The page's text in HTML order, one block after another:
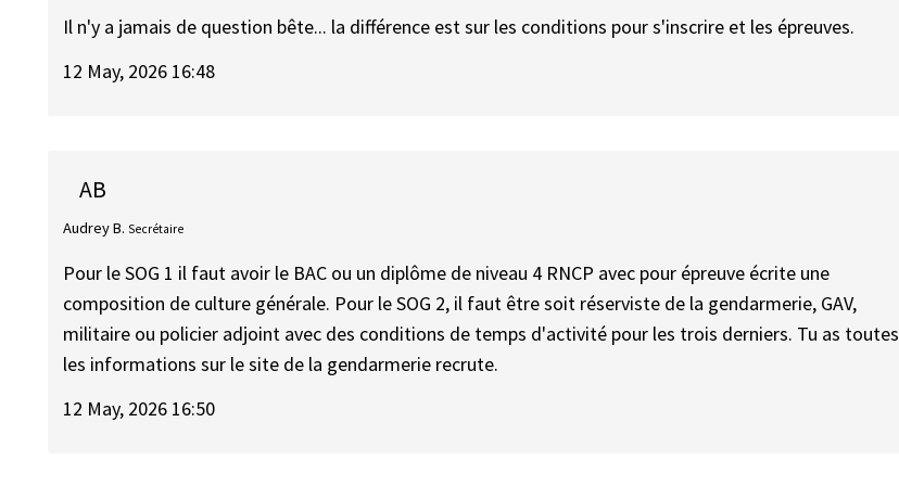
Il n'y a jamais de question bête... la différence est sur les conditions pour s'inscrire et les épreuves.
12 May, 2026 16:48
AB
Audrey B. Secrétaire
Pour le SOG 1 il faut avoir le BAC ou un diplôme de niveau 4 RNCP avec pour épreuve écrite une
composition de culture générale. Pour le SOG 2, il faut être soit réserviste de la gendarmerie, GAV,
militaire ou policier adjoint avec des conditions de temps d'activité pour les trois derniers. Tu as toutes
les informations sur le site de la gendarmerie recrute.
12 May, 2026 16:50